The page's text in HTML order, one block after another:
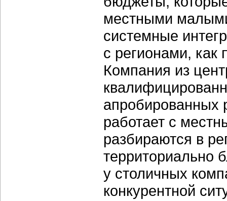
местными
системные
с регионами, как
Компания из
апробированных
работает с
разбираются в
территориально
у столичных
конкурентной